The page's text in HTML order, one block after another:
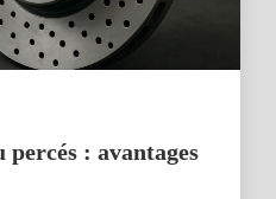
: avantages